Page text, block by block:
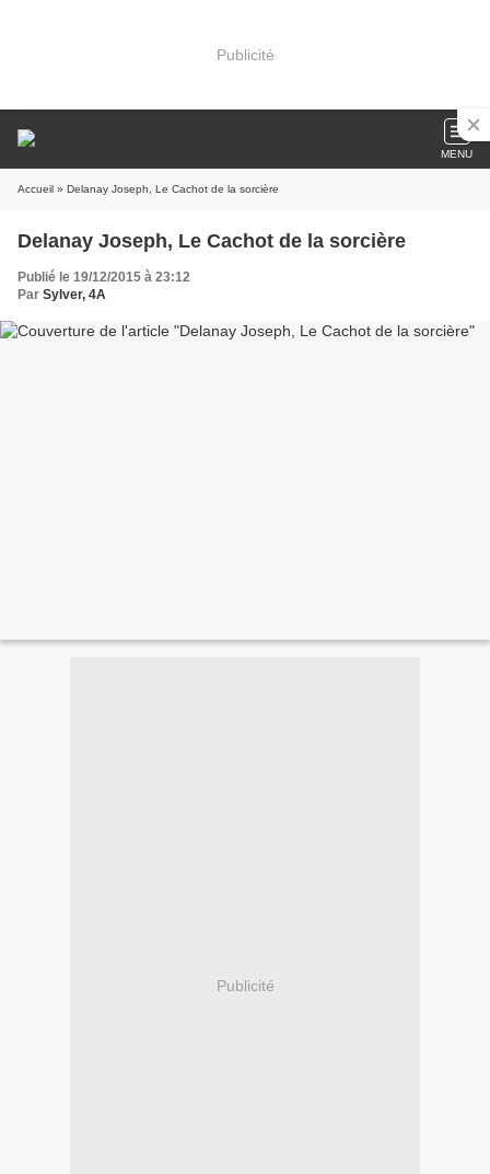
Publicité
MENU
Accueil » Delanay Joseph, Le Cachot de la sorcière
Delanay Joseph, Le Cachot de la sorcière
Publié le 19/12/2015 à 23:12
Par Sylver, 4A
Publicité